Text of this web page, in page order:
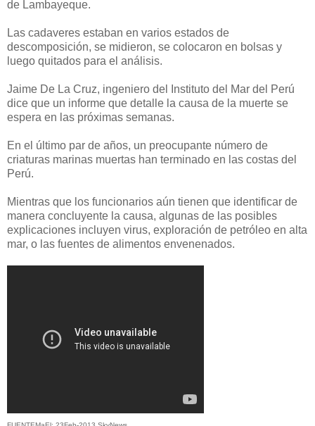
de Lambayeque.
Las cadaveres estaban en varios estados de
descomposición, se midieron, se colocaron en bolsas y
luego quitados para el análisis.
Jaime De La Cruz, ingeniero del Instituto del Mar del Perú
dice que un informe que detalle la causa de la muerte se
espera en las próximas semanas.
En el último par de años, un preocupante número de
criaturas marinas muertas han terminado en las costas del
Perú.
Mientras que los funcionarios aún tienen que identificar de
manera concluyente la causa, algunas de las posibles
explicaciones incluyen virus, exploración de petróleo en alta
mar, o las fuentes de alimentos envenenados.